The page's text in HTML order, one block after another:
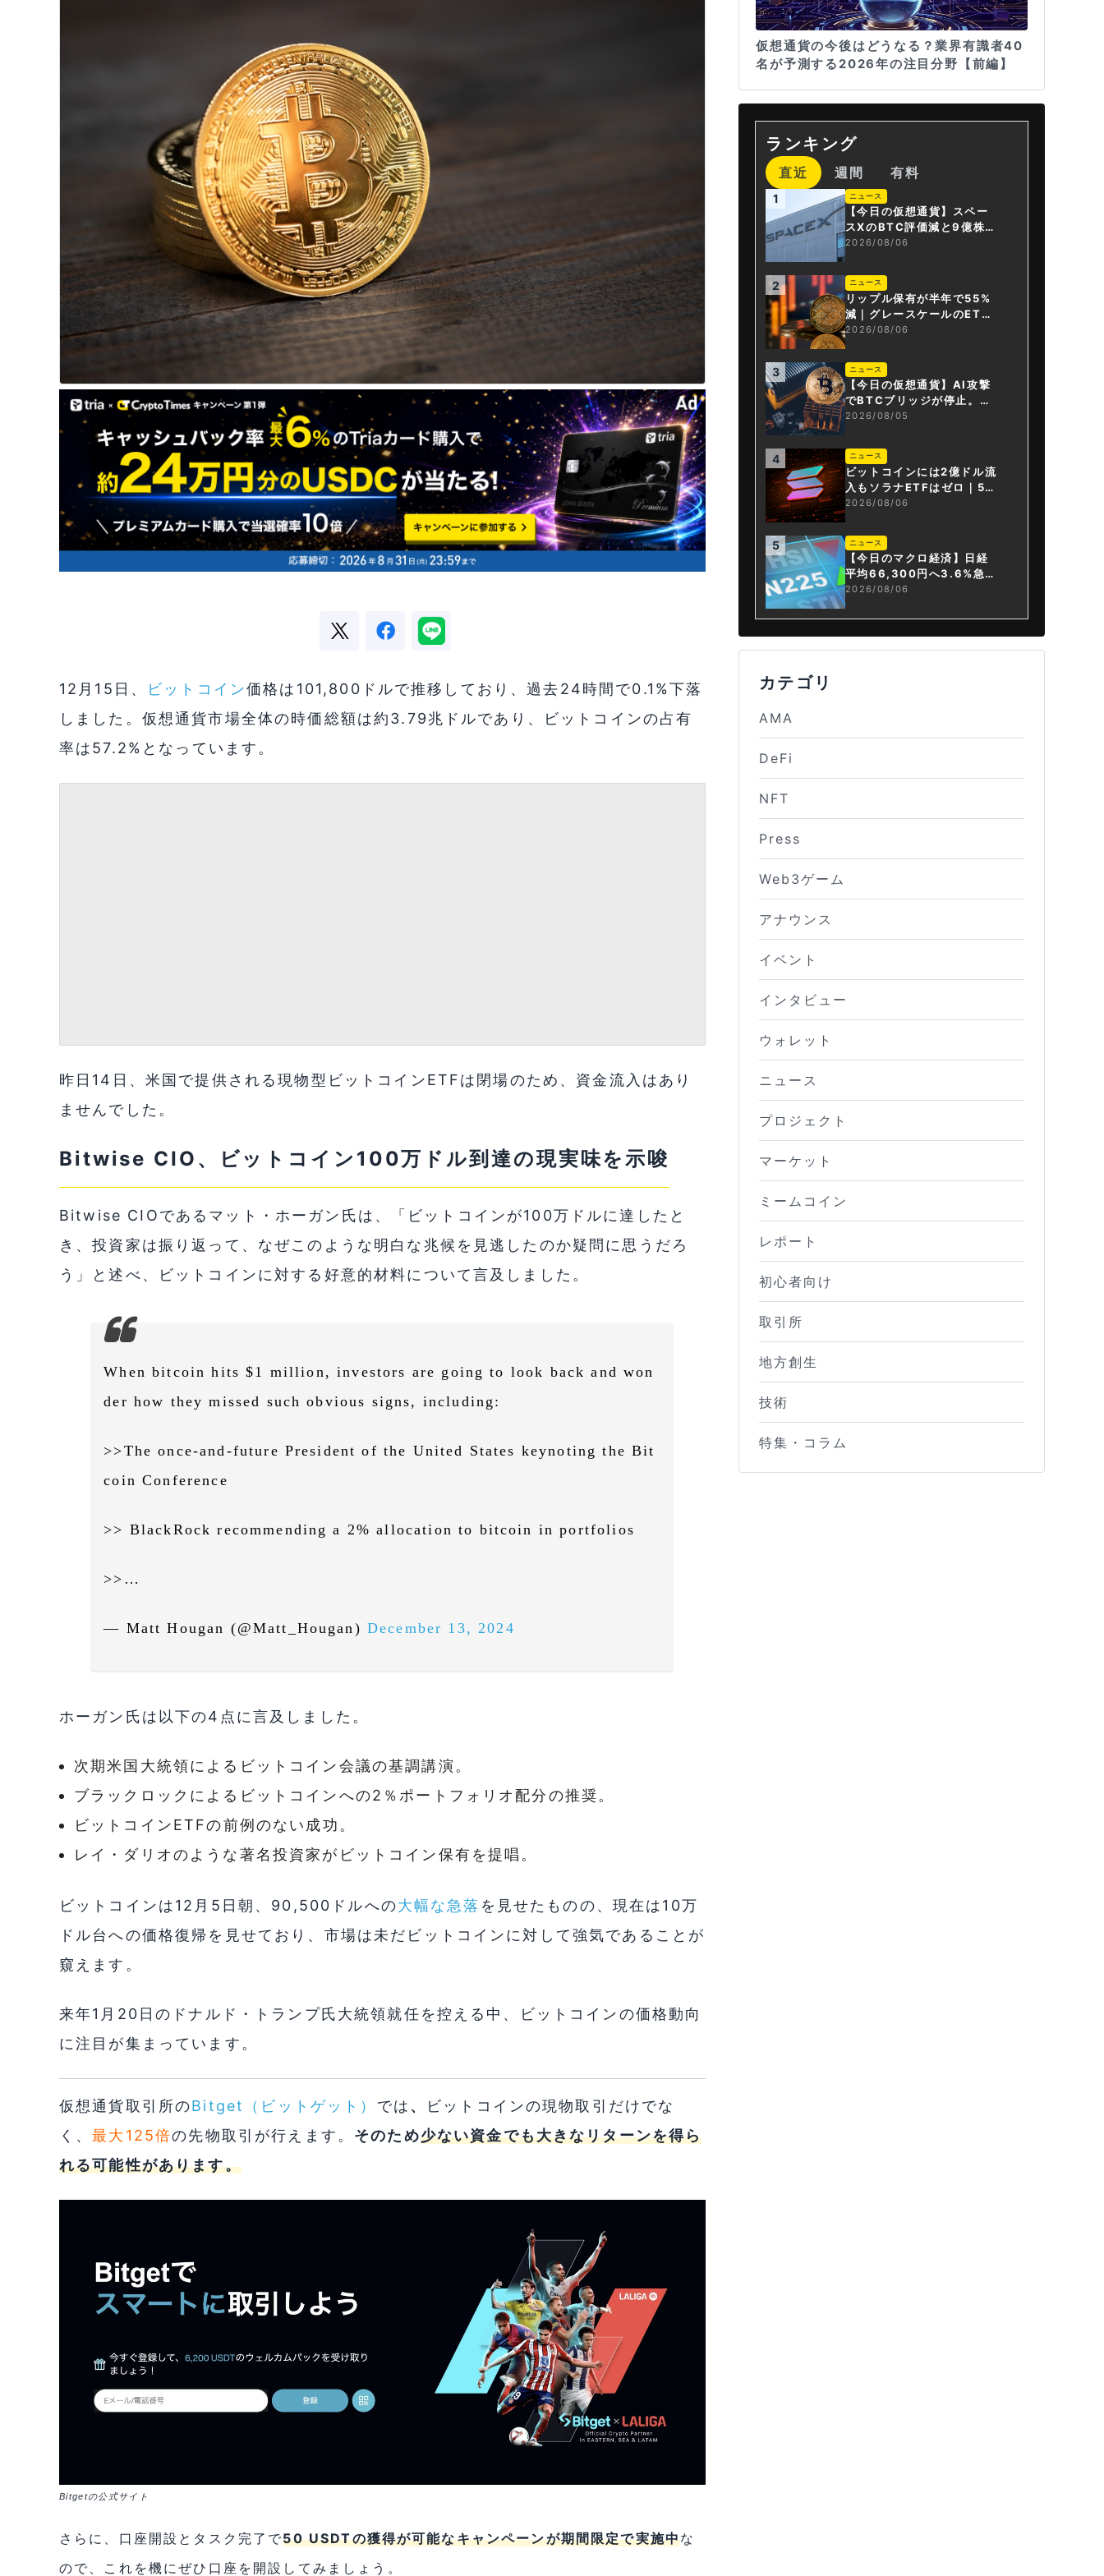
12月15日、 ビットコイン価格は101,800ドルで推移しており、過去24時間で0.1%下落
しました。仮想通貨市場全体の時価総額は約3.79兆ドルであり、ビットコインの占有
率は57.2%となっています。
昨日14日、米国で提供される現物型ビットコインETFは閉場のため、資金流入はあり
ませんでした。
Bitwise CIO、ビットコイン100万ドル到達の現実味を示唆
Bitwise CIOであるマット・ホーガン氏は、「ビットコインが100万ドルに達したと
き、投資家は振り返って、なぜこのような明白な兆候を見逃したのか疑問に思うだろ
う」と述べ、ビットコインに対する好意的材料について言及しました。
When bitcoin hits $1 million, investors are going to look back and won
der how they missed such obvious signs, including:
>>The once-and-future President of the United States keynoting the Bit
coin Conference
>> BlackRock recommending a 2% allocation to bitcoin in portfolios
>>…
— Matt Hougan (@Matt_Hougan) December 13, 2024
ホーガン氏は以下の4点に言及しました。
次期米国大統領によるビットコイン会議の基調講演。
ブラックロックによるビットコインへの2％ポートフォリオ配分の推奨。
ビットコインETFの前例のない成功。
レイ・ダリオのような著名投資家がビットコイン保有を提唱。
ビットコインは12月5日朝、90,500ドルへの大幅な急落 を見せたものの、現在は10万
ドル台への価格復帰を見せており、市場は未だビットコインに対して強気であることが
窺えます。
来年1月20日のドナルド・トランプ氏大統領就任を控える中、ビットコインの価格動向
に注目が集まっています。
仮想通貨取引所のBitget（ビットゲット） では 、
ビットコインの現物取引だけでな
く、最大125倍の先物取引が行えます。 そのため少ない資金でも大きなリターンを得ら
れる可能性があります。
Bitgetの公式サイト
さらに、口座開設とタスク完了で50 USDTの獲得が可能なキャンペーンが期間限定で実施中な
ので、これを機にぜひ口座を開設してみましょう。
仮想通貨の今後はどうなる？業界有識者40
名が予測する2026年の注目分野【前編】
ランキング
直近 週間 有料
1 ニュース
【今日の仮想通貨】スペー
スXのBTC評価減と9億株の
解禁。208億円相当のBTC
が盗難
2026/08/06
2 ニュース
リップル保有が半年で55%
減｜グレースケールのET
F、純資産1.6億ドル減
2026/08/06
3 ニュース
【今日の仮想通貨】AI攻撃
でBTCブリッジが停止。金
融庁が「暗号資産・ステー
2026/08/05
4 ニュース
ビットコインには2億ドル流
入もソラナETFはゼロ｜5営
業日連続で停止
2026/08/06
5 ニュース
【今日のマクロ経済】日経
平均66,300円へ3.6%急騰
もAI投資回収懸念が再燃
2026/08/06
カテゴリ
AMA
DeFi
NFT
Press
Web3ゲーム
アナウンス
イベント
インタビュー
ウォレット
ニュース
プロジェクト
マーケット
ミームコイン
レポート
初心者向け
取引所
地方創生
技術
特集・コラム